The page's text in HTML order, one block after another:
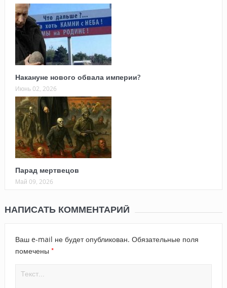
Накануне нового обвала империи?
Июнь 02, 2026
Парад мертвецов
Май 09, 2026
НАПИСАТЬ КОММЕНТАРИЙ
Ваш e-mail не будет опубликован. Обязательные поля
помечены *